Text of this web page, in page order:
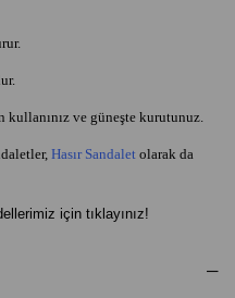
kullanınız ve güneşte kurutunuz.
Hasır Sandalet olarak da
için tıklayınız!